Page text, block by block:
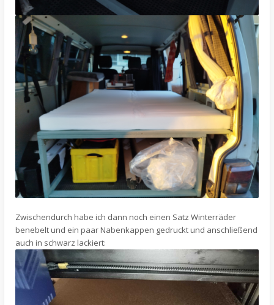
Zwischendurch habe ich dann noch einen Satz Winterräder
benebelt und ein paar Nabenkappen gedruckt und anschließend
auch in schwarz lackiert: